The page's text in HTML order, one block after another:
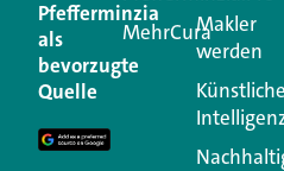
Ihre E-Mail-Adresse wird
Erforderliche Felder sind mit
Kommentar
Pfefferminzia
als
bevorzugte
Quelle
MehrCuraMakler
werden
Künstliche